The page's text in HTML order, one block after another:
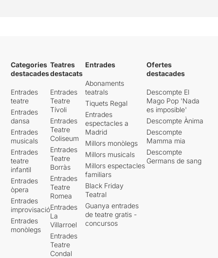
Categories
destacades
Entrades
teatre
Entrades
dansa
Entrades
musicals
Entrades
teatre
infantil
Entrades
òpera
Entrades
improvisació
Entrades
monòlegs
Teatres
destacats
Entrades
Teatre
Tívoli
Entrades
Teatre
Coliseum
Entrades
Teatre
Borràs
Entrades
Teatre
Romea
Entrades
La
Villarroel
Entrades
Teatre
Condal
Entrades
Abonaments
teatrals
Tiquets Regal
Entrades
espectacles a
Madrid
Millors monòlegs
Millors musicals
Millors espectacles
familiars
Black Friday
Teatral
Guanya entrades
de teatre gratis -
concursos
Ofertes
destacades
Descompte El
Mago Pop 'Nada
es imposible'
Descompte Ànima
Descompte
Mamma mia
Descompte
Germans de sang